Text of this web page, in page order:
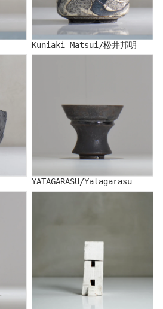
Kuniaki Matsui/松井邦明
YATAGARASU/Yatagarasu
YATAGARASU/Yatagarasu